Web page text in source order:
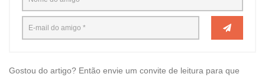
Gostou do artigo? Então envie um convite de leitura para que